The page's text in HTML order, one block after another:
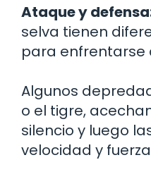
Ataque y
selva tienen
para enfrentarse
Algunos
o el tigre,
silencio y luego
velocidad y